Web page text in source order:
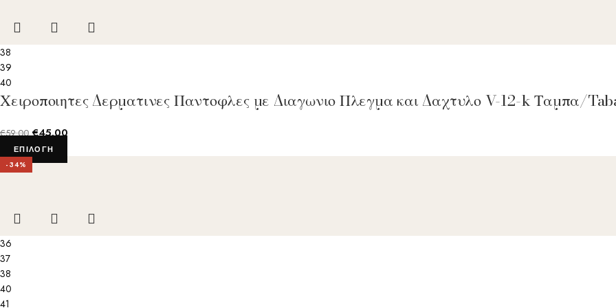
38
39
40
Χειροποιητες Δερματινες Παντοφλες με Διαγωνιο Πλεγμα και Δαχτυλο V-12-k Ταμπα/
€59.00 €45.00
ΕΠΙΛΟΓΉ
-34%
36
37
38
40
41